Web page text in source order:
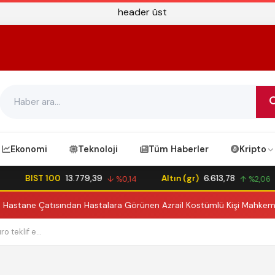
Ekonomi Teknoloji Tüm Haberler Kripto
BIST 100 13.779,39 ↓ %0,14 Altın (gr) 6.613,78 ↑ %2,06
Çatısından Hastalara Görünen Azrail Kostümlü Kişi Mahkemeye
teklif e...